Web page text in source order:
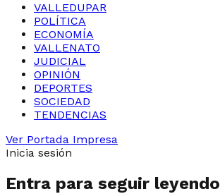
VALLEDUPAR
POLÍTICA
ECONOMÍA
VALLENATO
JUDICIAL
OPINIÓN
DEPORTES
SOCIEDAD
TENDENCIAS
Ver Portada Impresa
Inicia sesión
Entra para seguir leyendo